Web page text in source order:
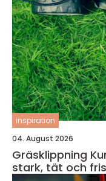
inspiration
04. August 2026
Gräsklippning
stark, tät och